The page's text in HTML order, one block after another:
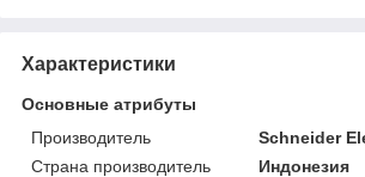
Характеристики
Основные атрибуты
Производитель
Schneider
Страна производитель
Индонезия